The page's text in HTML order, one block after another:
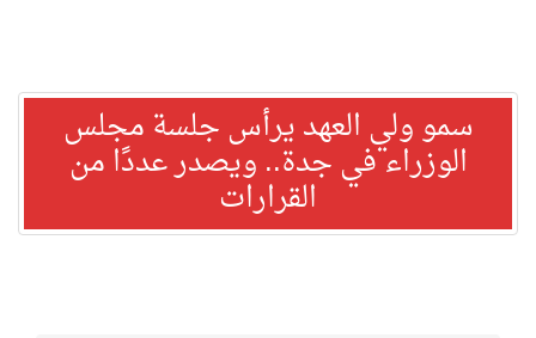
سمو ولي العهد يرأس جلسة مجلس
الوزراء في جدة.. ويصدر عددًا من
القرارات